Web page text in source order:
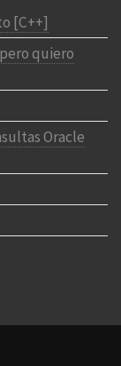
[C++]
quiero
Oracle